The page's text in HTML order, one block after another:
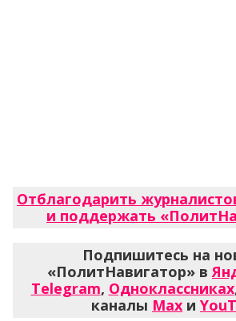
Отблагодарить
и поддержать
Подпишитесь на
«ПолитНавигатор» в
Telegram, Одноклассниках
каналы Max и